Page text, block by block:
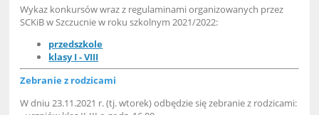
Wykaz konkursów wraz z regulaminami organizowanych przez
SCKiB w Szczucnie w roku szkolnym 2021/2022:
przedszkole
klasy I - VIII
Zebranie z rodzicami
W dniu 23.11.2021 r. (tj. wtorek) odbędzie się zebranie z rodzicami: